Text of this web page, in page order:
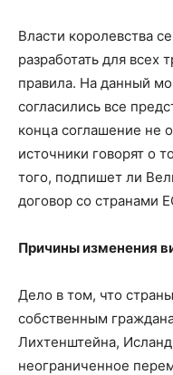
Власти королевства
разработать для всех
правила. На данный
согласились все
конца соглашение не
источники говорят о
того, подпишет ли
договор со странами
Причины изменения
Дело в том, что
собственным
Лихтенштейна,
неограниченное